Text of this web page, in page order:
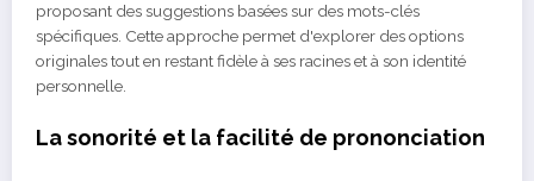
proposant des suggestions basées sur des mots-clés
spécifiques. Cette approche permet d'explorer des options
originales tout en restant fidèle à ses racines et à son identité
personnelle.
La sonorité et la facilité de prononciation